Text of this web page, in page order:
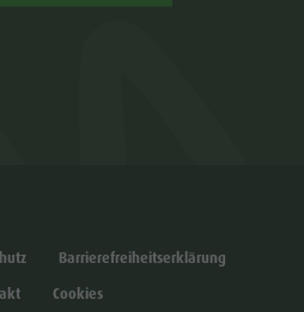
Barrierefreiheitserklärung
Cookies